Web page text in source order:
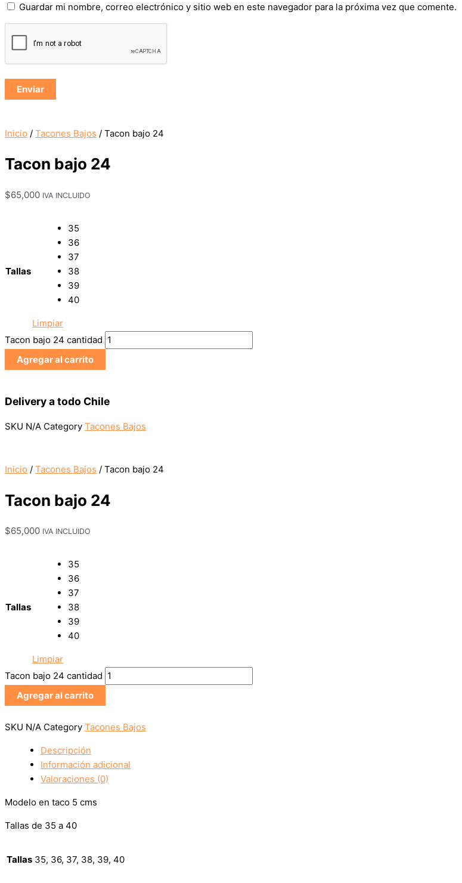
Guardar mi nombre, correo electrónico y sitio web en este navegador para la próxima vez que comente.
Inicio / Tacones Bajos / Tacon bajo 24
Tacon bajo 24
$65,000 IVA INCLUIDO
Tallas
35
36
37
38
39
40
Limpiar
Tacon bajo 24 cantidad
Agregar al carrito
Delivery a todo Chile
SKU N/A Category Tacones Bajos
Inicio / Tacones Bajos / Tacon bajo 24
Tacon bajo 24
$65,000 IVA INCLUIDO
Tallas
35
36
37
38
39
40
Limpiar
Tacon bajo 24 cantidad
Agregar al carrito
SKU N/A Category Tacones Bajos
Descripción
Información adicional
Valoraciones (0)
Modelo en taco 5 cms
Tallas de 35 a 40
Tallas 35, 36, 37, 38, 39, 40